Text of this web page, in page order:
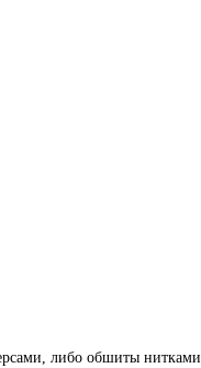
либо обшиты нитками